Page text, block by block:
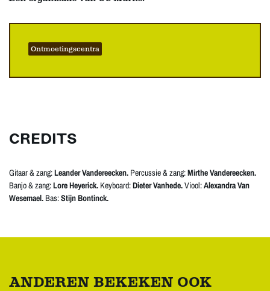
Ontmoetingscentra
CREDITS
Gitaar & zang:Leander Vandereecken. Percussie & zang:Mirthe Vandereecken.
Banjo & zang:Lore Heyerick. Keyboard:Dieter Vanhede.Viool:Alexandra Van
Wesemael. Bas:Stijn Bontinck.
ANDEREN BEKEKEN OOK